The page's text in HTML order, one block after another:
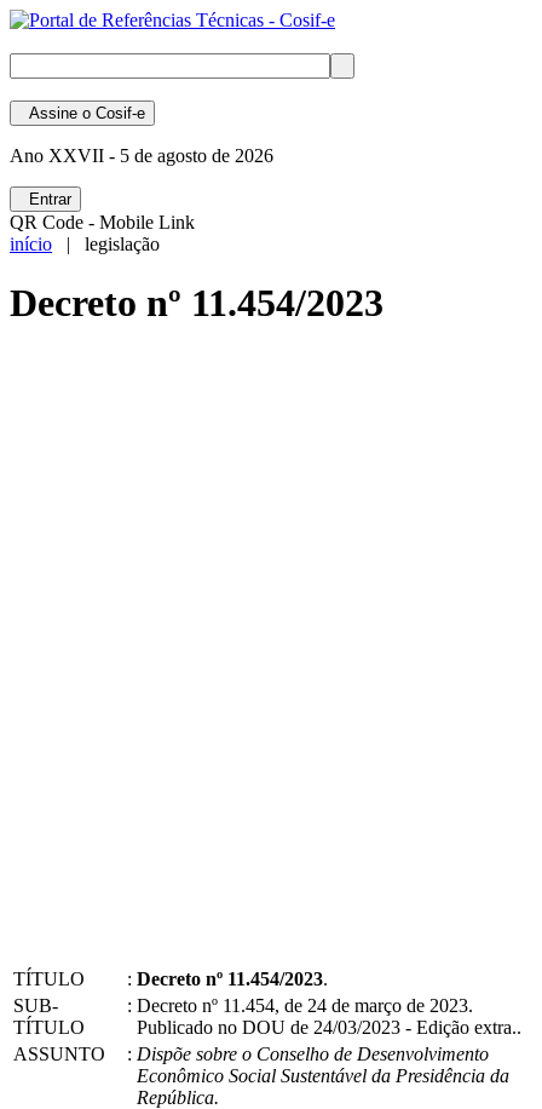
Assine o Cosif-e
Ano XXVII - 5 de agosto de 2026
Entrar
QR Code - Mobile Link
início | legislação
Decreto nº 11.454/2023
TÍTULO : Decreto nº 11.454/2023.
SUB-
TÍTULO
: Decreto nº 11.454, de 24 de março de 2023.
Publicado no DOU de 24/03/2023 - Edição extra..
ASSUNTO
: Dispõe sobre o Conselho de Desenvolvimento
Econômico Social Sustentável da Presidência da
República.